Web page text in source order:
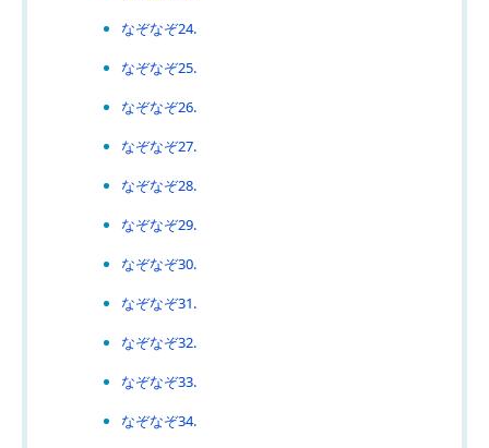
なぞなぞ24.
なぞなぞ25.
なぞなぞ26.
なぞなぞ27.
なぞなぞ28.
なぞなぞ29.
なぞなぞ30.
なぞなぞ31.
なぞなぞ32.
なぞなぞ33.
なぞなぞ34.